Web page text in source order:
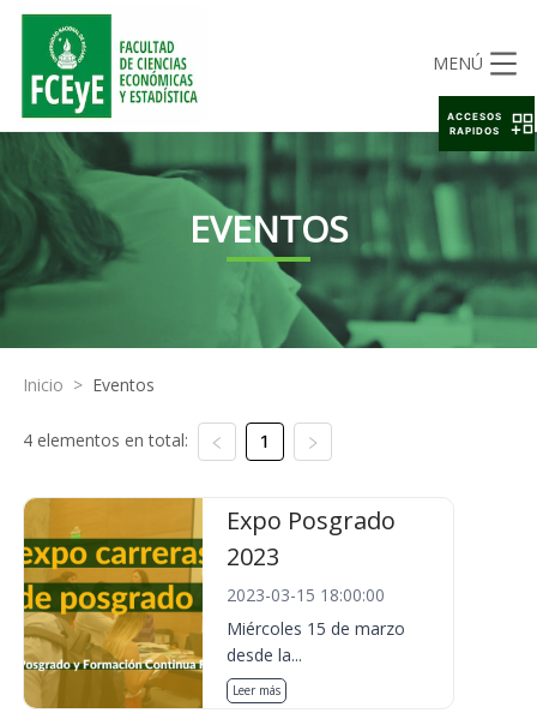
MENÚ
EVENTOS
Inicio > Eventos
4 elementos en total: 1
Expo Posgrado
2023
2023-03-15 18:00:00
Miércoles 15 de marzo
desde la...
Leer más
ACCESOS
RAPIDOS